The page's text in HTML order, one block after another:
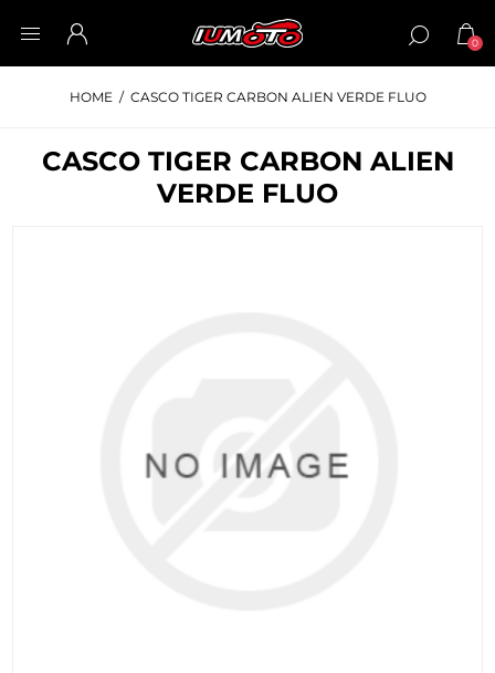
0
HOME / CASCO TIGER CARBON ALIEN VERDE FLUO
CASCO TIGER CARBON ALIEN
VERDE FLUO